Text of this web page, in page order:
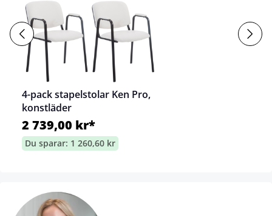
4-pack stapelstolar Ken Pro,
konstläder
2 739,00 kr*
Du sparar: 1 260,60 kr